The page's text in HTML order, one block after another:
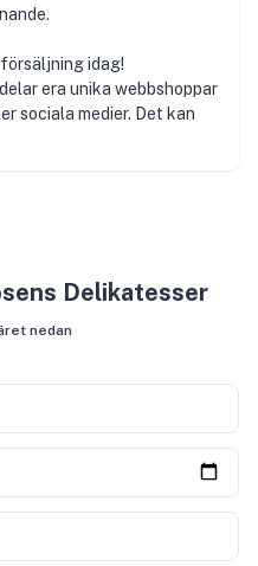
idag!
era unika webbshoppar
sociala medier. Det kan
Delikatesser
nedan